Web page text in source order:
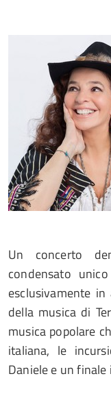
Un concerto
condensato
esclusivamente
della musica di
musica popolare
italiana, le
Daniele e un